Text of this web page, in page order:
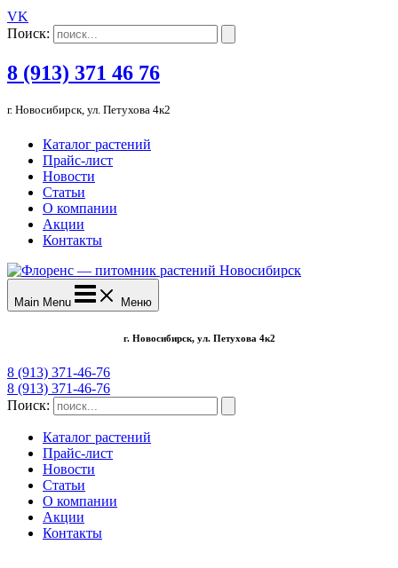
VK
Поиск:
8 (913) 371 46 76
г. Новосибирск, ул. Петухова 4к2
Каталог растений
Прайс-лист
Новости
Статьи
О компании
Акции
Контакты
Main Menu Меню
г. Новосибирск, ул. Петухова 4к2
8 (913) 371-46-76
8 (913) 371-46-76
Поиск:
Каталог растений
Прайс-лист
Новости
Статьи
О компании
Акции
Контакты